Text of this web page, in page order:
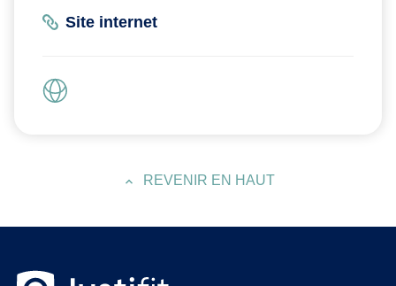
Site internet
REVENIR EN HAUT